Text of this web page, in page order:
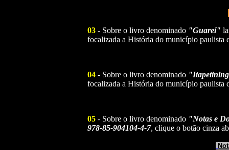
03- Sobre o livro denominado "Guareí"
focalizada a História do município paulista
04- Sobre o livro denominado
focalizada a História do município paulista
05- Sobre o livro denominado "Notas e
978-85-904104-4-7, clique o botão cinza